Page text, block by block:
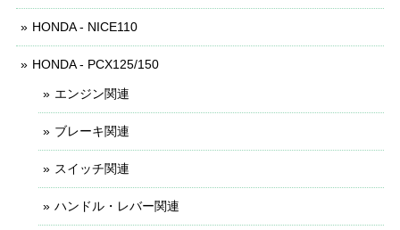
HONDA - NICE110
HONDA - PCX125/150
エンジン関連
ブレーキ関連
スイッチ関連
ハンドル・レバー関連